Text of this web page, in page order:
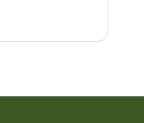
qu'il
que cela